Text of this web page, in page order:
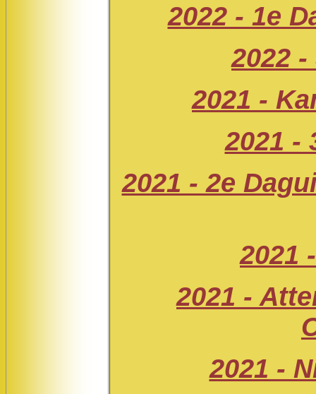
2022 - 1e
2022
2021 -
2021 -
2021 - 2e
2021
2021 -
2021 -